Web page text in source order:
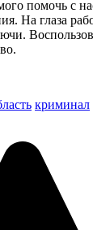
помочь с
На глаза
криминал